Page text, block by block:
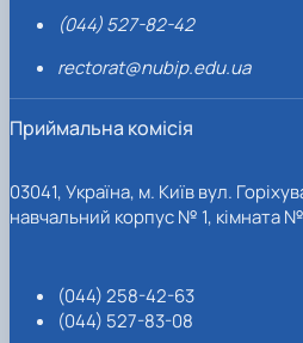
(044) 527-82-42
rectorat@nubip.edu.ua
Приймальна комісія
03041, Україна, м. Київ вул.
навчальний корпус № 1, кімната
(044) 258-42-63
(044) 527-83-08